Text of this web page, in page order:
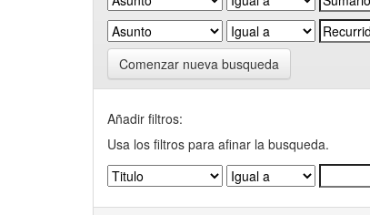
Comenzar nueva busqueda
Añadir filtros:
Usa los filtros para afinar la busqueda.